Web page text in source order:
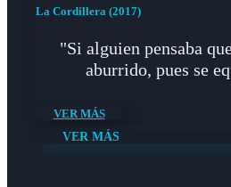
La Cordillera (2017)
"Si alguien pensaba
aburrido, pues se
VER MÁS
VER MÁS